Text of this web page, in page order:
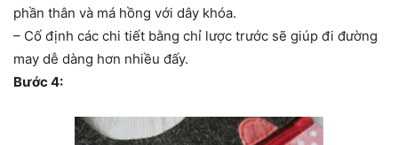
phần thân và má hồng với dây khóa.
– Cố định các chi tiết bằng chỉ lược trước sẽ giúp đi đường
may dễ dàng hơn nhiều đấy.
Bước 4: